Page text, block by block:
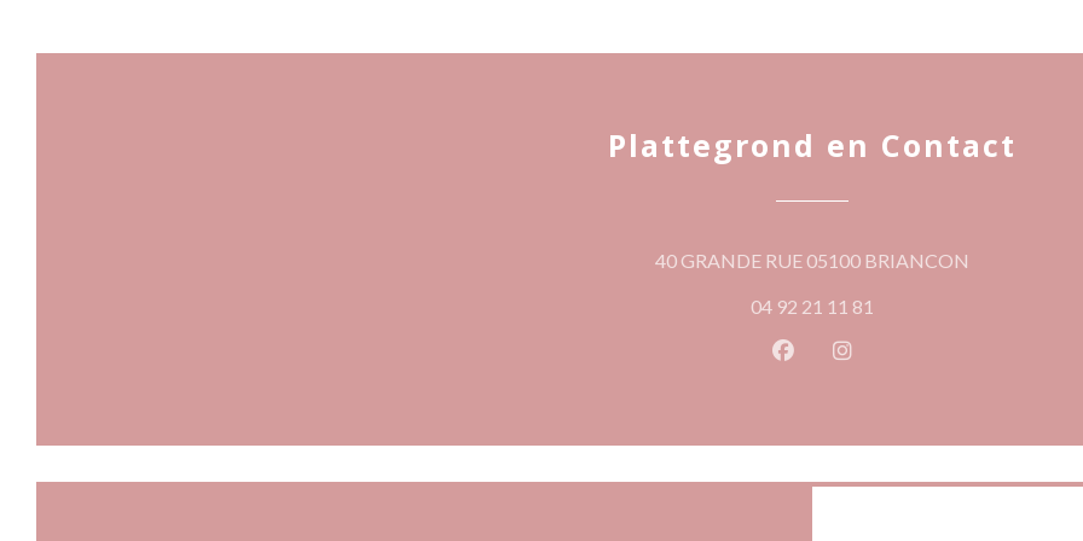
Plattegrond en Contact
40 GRANDE RUE 05100 BRIANCON
04 92 21 11 81
Facebook ((opent in een nieuw
Instagram ((opent in een